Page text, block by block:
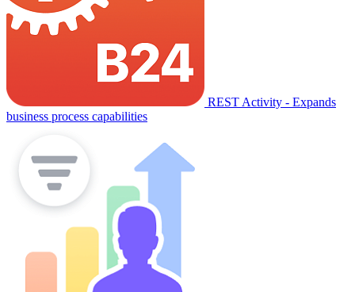
REST Activity - Expands
business process capabilities